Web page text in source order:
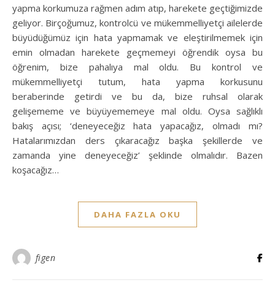
yapma korkumuza rağmen adım atıp, harekete geçtiğimizde
geliyor. Birçoğumuz, kontrolcü ve mükemmelliyetçi ailelerde
büyüdüğümüz için hata yapmamak ve eleştirilmemek için
emin olmadan harekete geçmemeyi öğrendik oysa bu
öğrenim, bize pahalıya mal oldu. Bu kontrol ve
mükemmelliyetçi tutum, hata yapma korkusunu
beraberinde getirdi ve bu da, bize ruhsal olarak
gelişememe ve büyüyememeye mal oldu. Oysa sağlıklı
bakış açısı; ‘deneyeceğiz hata yapacağız, olmadı mı?
Hatalarımızdan ders çıkaracağız başka şekillerde ve
zamanda yine deneyeceğiz’ şeklinde olmalıdır. Bazen
koşacağız…
DAHA FAZLA OKU
figen